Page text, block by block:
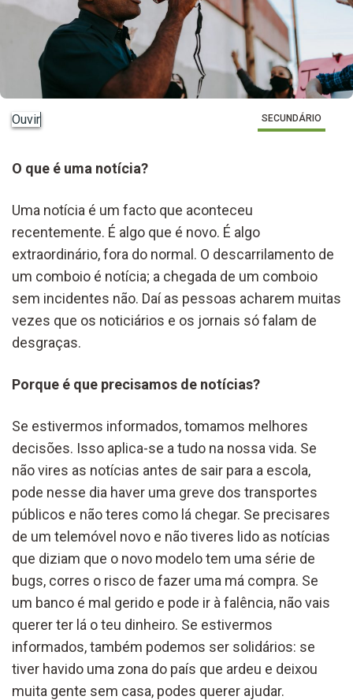
Ouvir SECUNDÁRIO
O que é uma notícia?
Uma notícia é um facto que aconteceu
recentemente. É algo que é novo. É algo
extraordinário, fora do normal. O descarrilamento de
um comboio é notícia; a chegada de um comboio
sem incidentes não. Daí as pessoas acharem muitas
vezes que os noticiários e os jornais só falam de
desgraças.
Porque é que precisamos de notícias?
Se estivermos informados, tomamos melhores
decisões. Isso aplica-se a tudo na nossa vida. Se
não vires as notícias antes de sair para a escola,
pode nesse dia haver uma greve dos transportes
públicos e não teres como lá chegar. Se precisares
de um telemóvel novo e não tiveres lido as notícias
que diziam que o novo modelo tem uma série de
bugs, corres o risco de fazer uma má compra. Se
um banco é mal gerido e pode ir à falência, não vais
querer ter lá o teu dinheiro. Se estivermos
informados, também podemos ser solidários: se
tiver havido uma zona do país que ardeu e deixou
muita gente sem casa, podes querer ajudar.